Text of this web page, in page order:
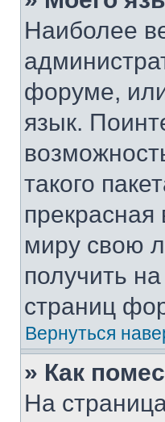
Наиболее
форуме,
язык.
такого
прекрасная
миру свою
получить
страниц
Вернуться
» Как
На